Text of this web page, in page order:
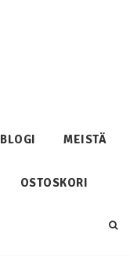
BLOGI MEISTÄ
OSTOSKORI